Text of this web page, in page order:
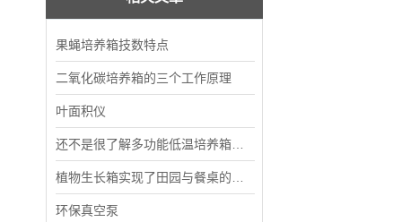
果蝇培养箱技数特点
二氧化碳培养箱的三个工作原理
叶面积仪
环保真空泵